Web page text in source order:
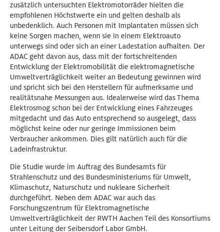
zusätzlich untersuchten Elektromotorräder hielten die
empfohlenen Höchstwerte ein und gelten deshalb als
unbedenklich. Auch Personen mit Implantaten müssen sich
keine Sorgen machen, wenn sie in einem Elektroauto
unterwegs sind oder sich an einer Ladestation aufhalten. Der
ADAC geht davon aus, dass mit der fortschreitenden
Entwicklung der Elektromobilität die elektromagnetische
Umweltverträglichkeit weiter an Bedeutung gewinnen wird
und spricht sich bei den Herstellern für aufmerksame und
realitätsnahe Messungen aus. Idealerweise wird das Thema
Elektrosmog schon bei der Entwicklung eines Fahrzeuges
mitgedacht und das Auto entsprechend so ausgelegt, dass
möglichst keine oder nur geringe Immissionen beim
Verbraucher ankommen. Dies gilt natürlich auch für die
Ladeinfrastruktur.
Die Studie wurde im Auftrag des Bundesamts für
Strahlenschutz und des Bundesministeriums für Umwelt,
Klimaschutz, Naturschutz und nukleare Sicherheit
durchgeführt. Neben dem ADAC war auch das
Forschungszentrum für Elektromagnetische
Umweltverträglichkeit der RWTH Aachen Teil des Konsortiums
unter Leitung der Seibersdorf Labor GmbH.